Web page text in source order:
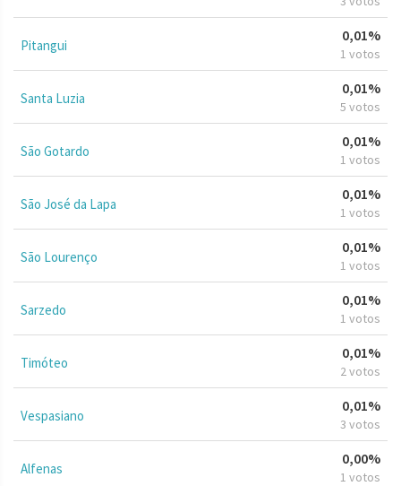
Pitangui
0,01%
1 votos
Santa Luzia
0,01%
5 votos
São Gotardo
0,01%
1 votos
São José da Lapa
0,01%
1 votos
São Lourenço
0,01%
1 votos
Sarzedo
0,01%
1 votos
Timóteo
0,01%
2 votos
Vespasiano
0,01%
3 votos
Alfenas
0,00%
1 votos